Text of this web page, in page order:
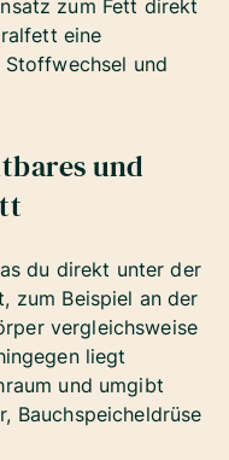
zum Fett direkt
eine
und
und
du direkt unter der
zum Beispiel an der
vergleichsweise
liegt
und umgibt
Bauchspeicheldrüse